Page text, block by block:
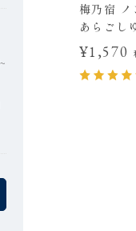
梅乃宿 ノ
あらごし
¥1,570